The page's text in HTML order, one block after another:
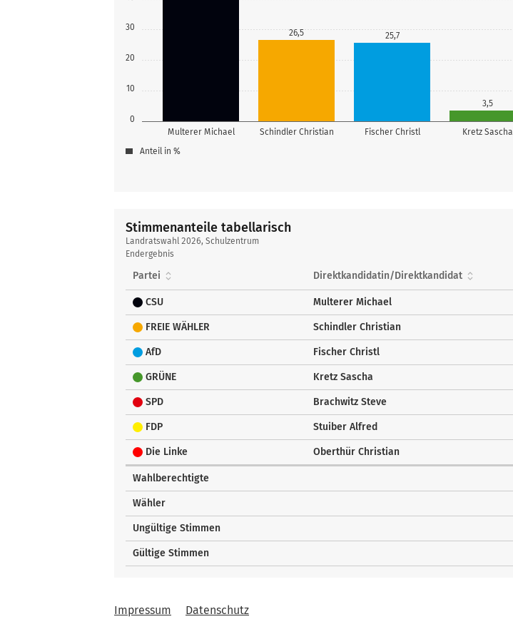
0
10
20
30
Multerer Michael Schindler Christian Fischer Christl Kretz Sascha
26,5 25,7
3,5
Anteil in %
Stimmenanteile tabellarisch
Stimmenanteile
tabellarisch
Landratswahl 2026, Schulzentrum
Endergebnis
Partei Direktkandidatin/Direktkandidat
CSU Multerer Michael
FREIE WÄHLER Schindler Christian
AfD Fischer Christl
GRÜNE Kretz Sascha
SPD Brachwitz Steve
FDP Stuiber Alfred
Die Linke Oberthür Christian
Wahlberechtigte
Wähler
Ungültige Stimmen
Gültige Stimmen
Impressum Datenschutz